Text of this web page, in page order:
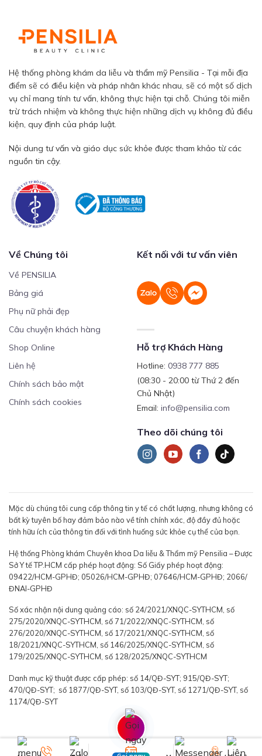
Hệ thống phòng khám da liễu và thẩm mỹ Pensilia - Tại mỗi địa
điểm sẽ có điều kiện và pháp nhân khác nhau, sẽ có một số dịch
vụ chỉ mang tính tư vấn, không thực hiện tại chỗ. Chúng tôi miễn
trừ trách nhiệm và không thực hiện những dịch vụ không đủ điều
kiện, quy định của pháp luật.
Nội dung tư vấn và giáo dục sức khỏe được tham khảo từ các
nguồn tin cậy.
Về Chúng tôi
Về PENSILIA
Bảng giá
Phụ nữ phải đẹp
Câu chuyện khách hàng
Shop Online
Liên hệ
Chính sách bảo mật
Chính sách cookies
Kết nối với tư vấn viên
Hỗ trợ Khách Hàng
Hotline: 0938 777 885
(08:30 - 20:00 từ Thứ 2 đến
Chủ Nhật)
Email: info@pensilia.com
Theo dõi chúng tôi
Mặc dù chúng tôi cung cấp thông tin y tế có chất lượng, nhưng không có
bất kỳ tuyên bố hay đảm bảo nào về tính chính xác, độ đầy đủ hoặc
tính hữu ích của thông tin đối với tình huống sức khỏe cụ thể của bạn.
Hệ thống Phòng khám Chuyên khoa Da liễu & Thẩm mỹ Pensilia – Được
Sở Y tế TP.HCM cấp phép hoạt động: Số Giấy phép hoạt động:
09422/HCM-GPHĐ; 05026/HCM-GPHĐ; 07646/HCM-GPHĐ; 2066/
ĐNAI-GPHĐ
Số xác nhận nội dung quảng cáo: số 24/2021/XNQC-SYTHCM, số
275/2020/XNQC-SYTHCM, số 71/2022/XNQC-SYTHCM, số
276/2020/XNQC-SYTHCM, số 17/2021/XNQC-SYTHCM, số
18/2021/XNQC-SYTHCM, số 146/2025/XNQC-SYTHCM, số
179/2025/XNQC-SYTHCM, số 128/2025/XNQC-SYTHCM
Danh mục kỹ thuật được cấp phép: số 14/QĐ-SYT; 915/QĐ-SYT;
470/QĐ-SYT; số 1877/QĐ-SYT, số 103/QĐ-SYT, số 1271/QĐ-SYT, số
1174/QĐ-SYT